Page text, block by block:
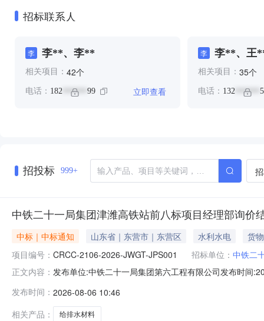
招标联系人
李 李**、李**
相关项目： 42个
电话： 182 ****** 99 立即查看
李 李**、王
相关项目： 35个
电话： 132******
招投标 999+
中铁二十一局集团津潍高铁站前八标项目经理部询价
中标｜中标通知 山东省｜东营市｜东营区 水利水电
货物
项目编号： CRCC-2106-2026-JWGT-JPS001 招标单位： 中铁二
正文内容： 发布单位:中铁二十一局集团第六工程有限公司发布时间
JPS001），现将询价结果公示如下：一、询价公告发布
发布时间： 2026-08-06 10:46
相关产品：
给排水材料